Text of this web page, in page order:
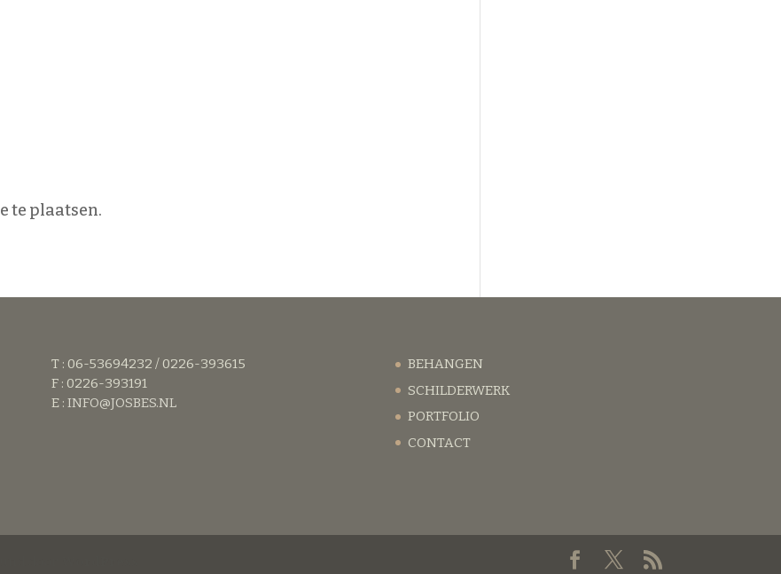
te plaatsen.
T : 06-53694232 / 0226-393615
F : 0226-393191
E :INFO@JOSBES.NL
BEHANGEN
SCHILDERWERK
PORTFOLIO
CONTACT